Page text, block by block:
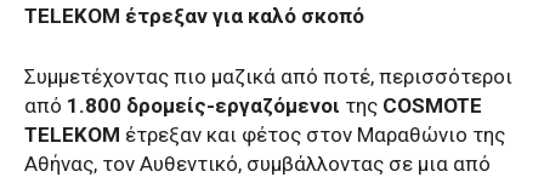
TELEKOM έτρεξαν για καλό σκοπό
Συμμετέχοντας πιο μαζικά από ποτέ, περισσότεροι
από 1.800 δρομείς-εργαζόμενοι της COSMOTE
TELEKOM έτρεξαν και φέτος στον Μαραθώνιο της
Αθήνας, τον Αυθεντικό, συμβάλλοντας σε μια από